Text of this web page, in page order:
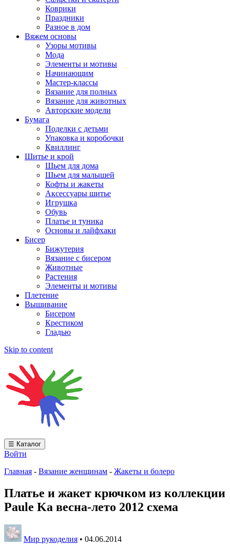
Коврики
Праздники
Разное в дом
Вяжем основы
Узоры мотивы
Мода
Элементы и мотивы
Начинающим
Мастер-классы
Вязание для полных
Вязание для животных
Авторские модели
Бумага
Поделки с детьми
Упаковка и коробочки
Квиллинг
Шитье и крой
Шьем для дома
Шьем для малышей
Кофты и жакеты
Аксессуары шитье
Игрушка
Обувь
Платье и туника
Основы и лайфхаки
Бисер
Бижутерия
Вязание с бисером
Животные
Растения
Элементы и мотивы
Плетение
Вышивание
Бисером
Крестиком
Гладью
Skip to content
☰ Каталог
Войти
Главная - Вязание женщинам - Жакеты и болеро
Платье и жакет крючком из коллекции
Paule Ka весна-лето 2012 схема
Мир рукоделия • 04.06.2014